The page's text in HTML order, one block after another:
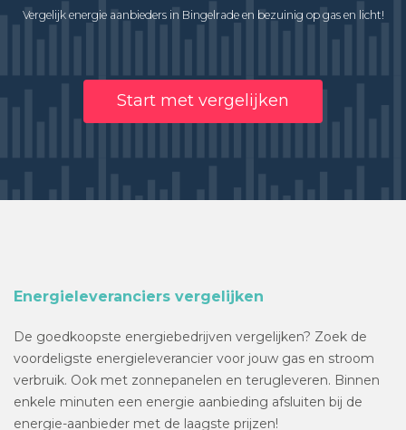
Vergelijk energie aanbieders in Bingelrade en bezuinig op gas en licht!
Start met vergelijken
Energieleveranciers vergelijken
De goedkoopste energiebedrijven vergelijken? Zoek de
voordeligste energieleverancier voor jouw gas en stroom
verbruik. Ook met zonnepanelen en terugleveren. Binnen
enkele minuten een energie aanbieding afsluiten bij de
energie-aanbieder met de laagste prijzen!